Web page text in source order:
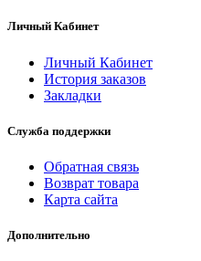
Личный Кабинет
Личный Кабинет
История заказов
Закладки
Служба поддержки
Обратная связь
Возврат товара
Карта сайта
Дополнительно